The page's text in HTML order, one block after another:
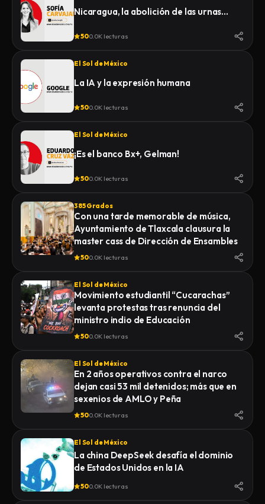
Nicaragua, la abolición de las urnas…
500.0K lecturas
El Sol de México
La IA y la expresión humana
500.0K lecturas
El Sol de México
¡Es el banco Bx+, Gelman!
500.0K lecturas
385 Grados
Con una tarde memorable de música,
Ayuntamiento de Tlaxcala clausura la
master cass de Dirección de Ensambles
500.0K lecturas
El Sol de México
Movimiento estudiantil “Cucarachas”
levanta protestas tras renuncia del
ministro indio de Educación
500.0K lecturas
El Sol de México
En 2 años operativos contra el narco
dejan casi 53 mil detenidos; más que en
sexenios de AMLO y Peña
500.0K lecturas
El Sol de México
La china DeepSeek desafía el dominio
de Estados Unidos en la IA
500.0K lecturas